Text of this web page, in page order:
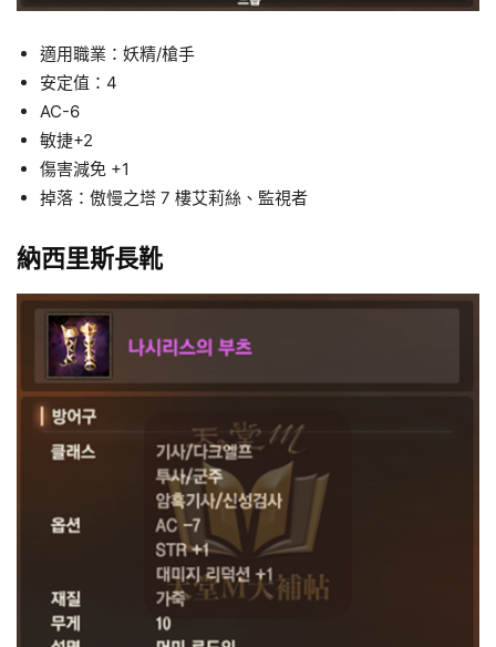
適用職業：妖精/槍手
安定值：4
AC-6
敏捷+2
傷害減免 +1
掉落：傲慢之塔 7 樓艾莉絲、監視者
納西里斯長靴